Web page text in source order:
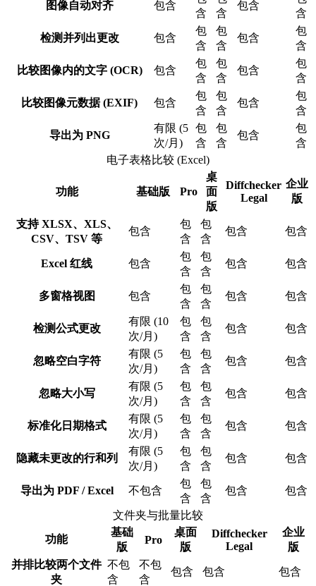
图像自动对齐 包含
含
含
包含
含
检测并列出更改 包含
包
含
包
含
包含
包
含
比较图像内的文字 (OCR) 包含
包
含
包
含
包含
包
含
比较图像元数据 (EXIF) 包含
包
含
包
含
包含
包
含
导出为 PNG
有限 (5
次/月)
包
含
包
含
包含
包
含
电子表格比较 (Excel)
功能 基础版 Pro
桌
面
版
Diffchecker
Legal
企业
版
支持 XLSX、XLS、
CSV、TSV 等
包含
包
含
包
含
包含 包含
Excel 红线 包含
包
含
包
含
包含 包含
多窗格视图 包含
包
含
包
含
包含 包含
检测公式更改
有限 (10
次/月)
包
含
包
含
包含 包含
忽略空白字符
有限 (5
次/月)
包
含
包
含
包含 包含
忽略大小写
有限 (5
次/月)
包
含
包
含
包含 包含
标准化日期格式
有限 (5
次/月)
包
含
包
含
包含 包含
隐藏未更改的行和列
有限 (5
次/月)
包
含
包
含
包含 包含
导出为 PDF / Excel 不包含
包
含
包
含
包含 包含
文件夹与批量比较
功能
基础
版
Pro
桌面
版
Diffchecker
Legal
企业
版
并排比较两个文件
夹
不包
含
不包
含
包含 包含 包含